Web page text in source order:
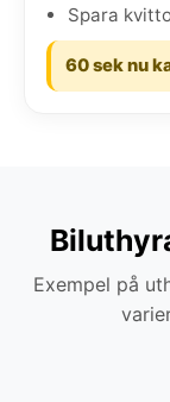
Spara
60 sek nu
Exempel på